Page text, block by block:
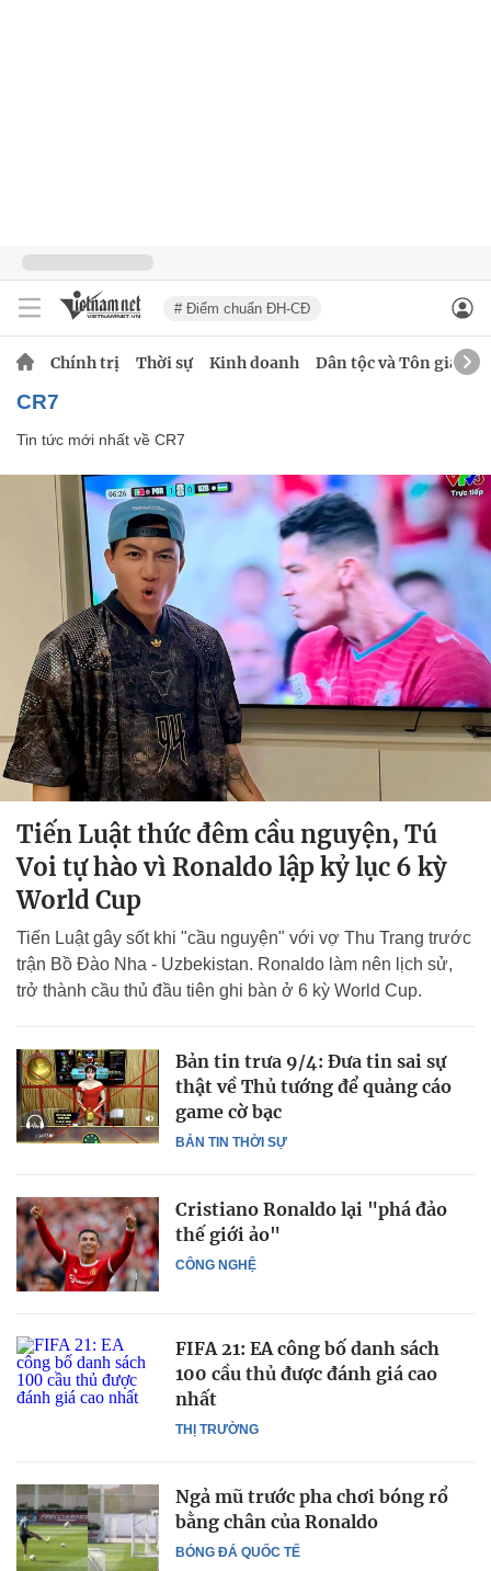
# Điểm chuẩn ĐH-CĐ
Chính trị Thời sự Kinh doanh Dân tộc và Tôn giáo
CR7
Tin tức mới nhất về CR7
Tiến Luật thức đêm cầu nguyện, Tú
Voi tự hào vì Ronaldo lập kỷ lục 6 kỳ
World Cup
Tiến Luật gây sốt khi "cầu nguyện" với vợ Thu Trang trước
trận Bồ Đào Nha - Uzbekistan. Ronaldo làm nên lịch sử,
trở thành cầu thủ đầu tiên ghi bàn ở 6 kỳ World Cup.
BẢN TIN THỜI SỰ
Bản tin trưa 9/4: Đưa tin sai sự
thật về Thủ tướng để quảng cáo
game cờ bạc
CÔNG NGHỆ
Cristiano Ronaldo lại "phá đảo
thế giới ảo"
THỊ TRƯỜNG
FIFA 21: EA công bố danh sách
100 cầu thủ được đánh giá cao
nhất
BÓNG ĐÁ QUỐC TẾ
Ngả mũ trước pha chơi bóng rổ
bằng chân của Ronaldo